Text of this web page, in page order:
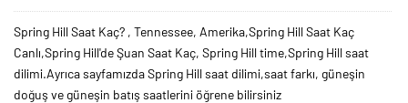
Spring Hill Saat Kaç? , Tennessee, Amerika,Spring Hill Saat Kaç
Canlı,Spring Hill'de Şuan Saat Kaç, Spring Hill time,Spring Hill saat
dilimi.Ayrıca sayfamızda Spring Hill saat dilimi,saat farkı, güneşin
doğuş ve güneşin batış saatlerini öğrene bilirsiniz